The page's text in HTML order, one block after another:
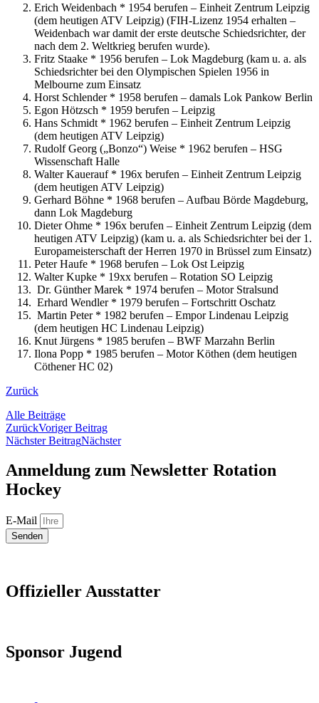
Erich Weidenbach * 1954 berufen – Einheit Zentrum Leipzig
(dem heutigen ATV Leipzig) (FIH-Lizenz 1954 erhalten –
Weidenbach war damit der erste deutsche Schiedsrichter, der
nach dem 2. Weltkrieg berufen wurde).
Fritz Staake * 1956 berufen – Lok Magdeburg (kam u. a. als
Schiedsrichter bei den Olympischen Spielen 1956 in
Melbourne zum Einsatz
Horst Schlender * 1958 berufen – damals Lok Pankow Berlin
Egon Hötzsch * 1959 berufen – Leipzig
Hans Schmidt * 1962 berufen – Einheit Zentrum Leipzig
(dem heutigen ATV Leipzig)
Rudolf Georg („Bonzo“) Weise * 1962 berufen – HSG
Wissenschaft Halle
Walter Kauerauf * 196x berufen – Einheit Zentrum Leipzig
(dem heutigen ATV Leipzig)
Gerhard Böhne * 1968 berufen – Aufbau Börde Magdeburg,
dann Lok Magdeburg
Dieter Ohme * 196x berufen – Einheit Zentrum Leipzig (dem
heutigen ATV Leipzig) (kam u. a. als Schiedsrichter bei der 1.
Europameisterschaft der Herren 1970 in Brüssel zum Einsatz)
Peter Haufe * 1968 berufen – Lok Ost Leipzig
Walter Kupke * 19xx berufen – Rotation SO Leipzig
Dr. Günther Marek * 1974 berufen – Motor Stralsund
Erhard Wendler * 1979 berufen – Fortschritt Oschatz
Martin Peter * 1982 berufen – Empor Lindenau Leipzig
(dem heutigen HC Lindenau Leipzig)
Knut Jürgens * 1985 berufen – BWF Marzahn Berlin
Ilona Popp * 1985 berufen – Motor Köthen (dem heutigen
Cöthener HC 02)
Zurück
Alle Beiträge
ZurückVoriger Beitrag
Nächster BeitragNächster
Anmeldung zum Newsletter Rotation
Hockey
E-Mail
Senden
Offizieller Ausstatter
Sponsor Jugend